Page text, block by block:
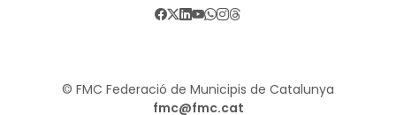
© FMC Federació de Municipis de Catalunya
fmc@fmc.cat